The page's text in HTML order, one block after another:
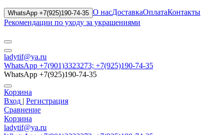
WhatsApp +7(925)190-74-35 О насДоставкаОплатаКонтакты
Рекомендации по уходу за украшениями
ladytif@ya.ru
WhatsApp +7(901)3323273; +7(925)190-74-35
WhatsApp +7(925)190-74-35
Корзина
Вход | Регистрация
Сравнение
Корзина
ladytif@ya.ru